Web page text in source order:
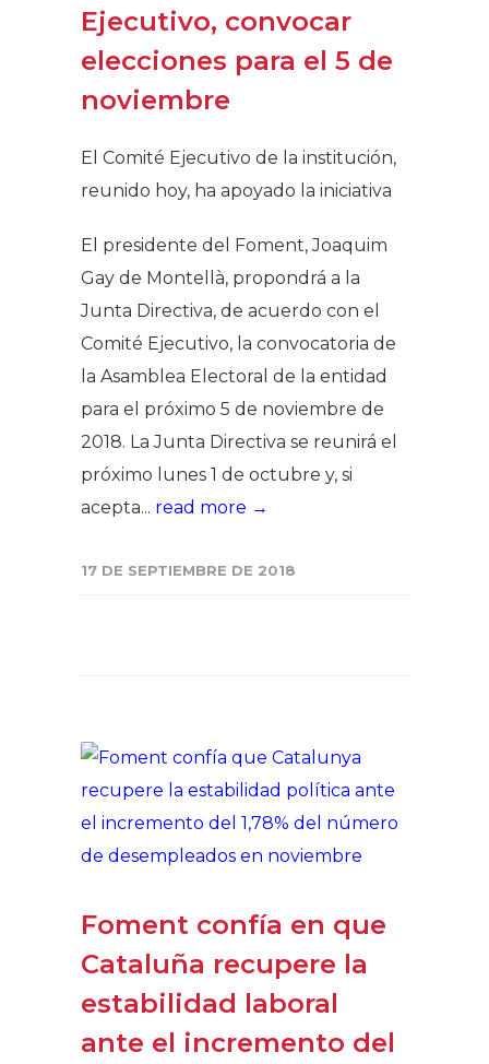
Ejecutivo, convocar
elecciones para el 5 de
noviembre
El Comité Ejecutivo de la institución,
reunido hoy, ha apoyado la iniciativa
El presidente del Foment, Joaquim
Gay de Montellà, propondrá a la
Junta Directiva, de acuerdo con el
Comité Ejecutivo, la convocatoria de
la Asamblea Electoral de la entidad
para el próximo 5 de noviembre de
2018. La Junta Directiva se reunirá el
próximo lunes 1 de octubre y, si
acepta... read more →
17 DE SEPTIEMBRE DE 2018
Foment confía en que
Cataluña recupere la
estabilidad laboral
ante el incremento del